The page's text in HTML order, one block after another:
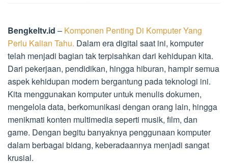
Bengkeltv.id – Komponen Penting Di Komputer Yang
Perlu Kalian Tahu. Dalam era digital saat ini, komputer
telah menjadi bagian tak terpisahkan dari kehidupan kita.
Dari pekerjaan, pendidikan, hingga hiburan, hampir semua
aspek kehidupan modern bergantung pada teknologi ini.
Kita menggunakan komputer untuk menulis dokumen,
mengelola data, berkomunikasi dengan orang lain, hingga
menikmati konten multimedia seperti musik, film, dan
game. Dengan begitu banyaknya penggunaan komputer
dalam berbagai bidang, keberadaannya menjadi sangat
krusial.